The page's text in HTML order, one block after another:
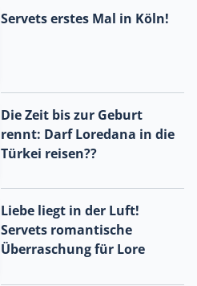
Servets erstes Mal in Köln!
Die Zeit bis zur Geburt
rennt: Darf Loredana in die
Türkei reisen??
Liebe liegt in der Luft!
Servets romantische
Überraschung für Lore